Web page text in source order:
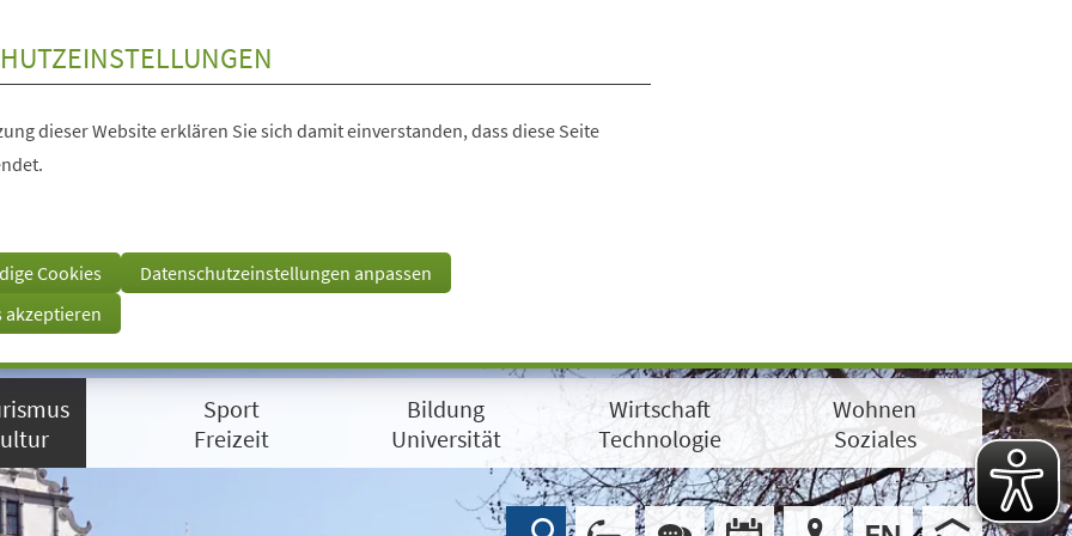
dieser Website erklären Sie sich damit einverstanden, dass diese Seite
Cookies
Datenschutzeinstellungen anpassen
akzeptieren
Sport
Freizeit
Bildung
Universität
Wirtschaft
Technologie
Wohnen
Soziales